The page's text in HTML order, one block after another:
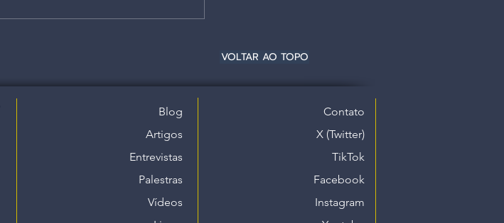
VOLTAR AO TOPO
Blog
Artigos
Entrevistas
Palestras
Vídeos
Contato
X (Twitter)
TikTok
Facebook
Instagram